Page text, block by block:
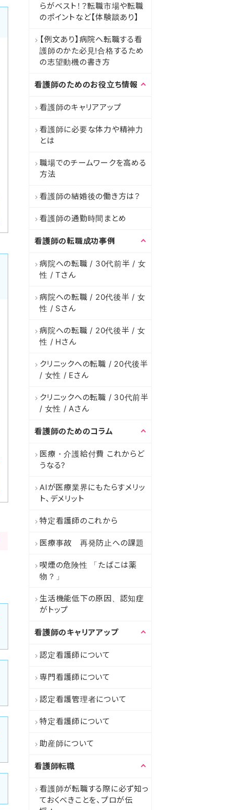
らがベスト！？転職市場や転職
のポイントなど【体験談あり】
【例文あり】病院へ転職する看
護師のかた必見!合格するため
の志望動機の書き方
看護師のためのお役立ち情報
看護師のキャリアアップ
看護師に必要な体力や精神力
とは
職場でのチームワークを高める
方法
看護師の結婚後の働き方は？
看護師の通勤時間まとめ
看護師の転職成功事例
病院への転職 / 30代前半 / 女
性 / Tさん
病院への転職 / 20代後半 / 女
性 / Sさん
病院への転職 / 20代後半 / 女
性 / Hさん
クリニックへの転職 / 20代後半
/ 女性 / Eさん
クリニックへの転職 / 30代前半
/ 女性 / Aさん
看護師のためのコラム
医療・介護給付費 これからど
うなる?
AIが医療業界にもたらすメリッ
ト、デメリット
特定看護師のこれから
医療事故 再発防止への課題
喫煙の危険性 「たばこは薬
物？」
生活機能低下の原因、認知症
がトップ
看護師のキャリアアップ
認定看護師について
専門看護師について
認定看護管理者について
特定看護師について
助産師について
看護師転職
看護師が転職する際に必ず知っ
ておくべきことを、プロが伝